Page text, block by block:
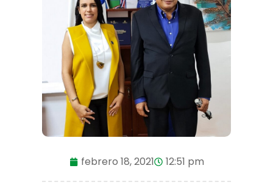
febrero 18, 2021 12:51 pm